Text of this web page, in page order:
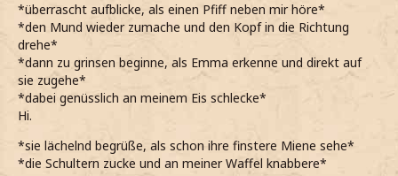
*überrascht aufblicke, als einen Pfiff neben mir höre*
*den Mund wieder zumache und den Kopf in die Richtung
drehe*
*dann zu grinsen beginne, als Emma erkenne und direkt auf
sie zugehe*
*dabei genüsslich an meinem Eis schlecke*
Hi.
*sie lächelnd begrüße, als schon ihre finstere Miene sehe*
*die Schultern zucke und an meiner Waffel knabbere*